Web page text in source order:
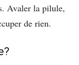
Avaler la pilule,
de rien.